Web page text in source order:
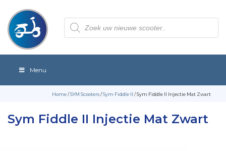
Producten
zoeken
Menu
Home/SYM Scooters/Sym Fiddle II / Sym Fiddle II Injectie Mat Zwart
Sym Fiddle II Injectie Mat Zwart